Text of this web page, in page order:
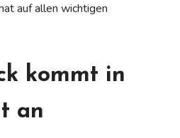
auf allen wichtigen
kommt in
an